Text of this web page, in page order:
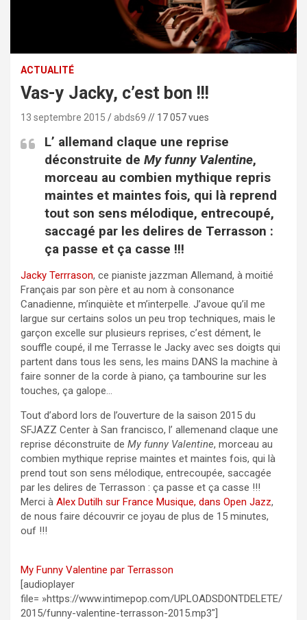
ACTUALITÉ
Vas-y Jacky, c’est bon !!!
13 septembre 2015 abds69 // 17 057 vues
L’ allemand claque une reprise
déconstruite de My funny Valentine,
morceau au combien mythique repris
maintes et maintes fois, qui là reprend
tout son sens mélodique, entrecoupé,
saccagé par les delires de Terrasson :
ça passe et ça casse !!!
Jacky Terrrason, ce pianiste jazzman Allemand, à moitié
Français par son père et au nom à consonance
Canadienne, m’inquiète et m’interpelle. J’avoue qu’il me
largue sur certains solos un peu trop techniques, mais le
garçon excelle sur plusieurs reprises, c’est dément, le
souffle coupé, il me Terrasse le Jacky avec ses doigts qui
partent dans tous les sens, les mains DANS la machine à
faire sonner de la corde à piano, ça tambourine sur les
touches, ça galope…
Tout d’abord lors de l’ouverture de la saison 2015 du
SFJAZZ Center à San francisco, l’ allemenand claque une
reprise déconstruite de My funny Valentine, morceau au
combien mythique reprise maintes et maintes fois, qui là
prend tout son sens mélodique, entrecoupée, saccagée
par les delires de Terrasson : ça passe et ça casse !!!
Merci à Alex Dutilh sur France Musique, dans Open Jazz,
de nous faire découvrir ce joyau de plus de 15 minutes,
ouf !!!
My Funny Valentine par Terrasson
[audioplayer
file= »https://www.intimepop.com/UPLOADSDONTDELETE/
2015/funny-valentine-terrasson-2015.mp3″]